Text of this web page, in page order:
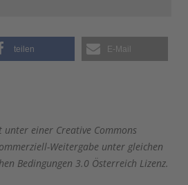
teilen E-Mail
unter einer Creative Commons
Weitergabe unter gleichen
Bedingungen 3.0 Österreich Lizenz.